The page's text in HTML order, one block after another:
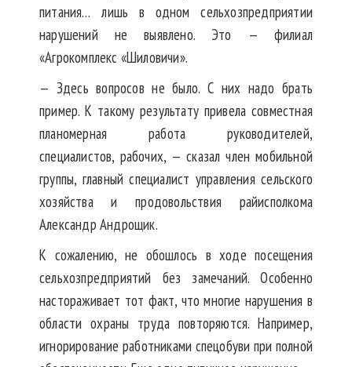
питания… лишь в одном сельхозпредприятии
нарушений не выявлено. Это — филиал
«Агрокомплекс «Шиловичи».
— Здесь вопросов не было. С них надо брать
пример. К такому результату привела совместная
планомерная работа руководителей,
специалистов, рабочих, — сказал член мобильной
группы, главный специалист управления сельского
хозяйства и продовольствия райисполкома
Александр Андрощик.
К сожалению, не обошлось в ходе посещения
сельхозпредприятий без замечаний. Особенно
настораживает тот факт, что многие нарушения в
области охраны труда повторяются. Например,
игнорирование работниками спецобуви при полной